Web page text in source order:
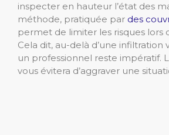
inspecter en hauteur l’état des
méthode, pratiquée par des
permet de limiter les risques lors
Cela dit, au-delà d’une infiltration
un professionnel reste impératif.
vous évitera d’aggraver une